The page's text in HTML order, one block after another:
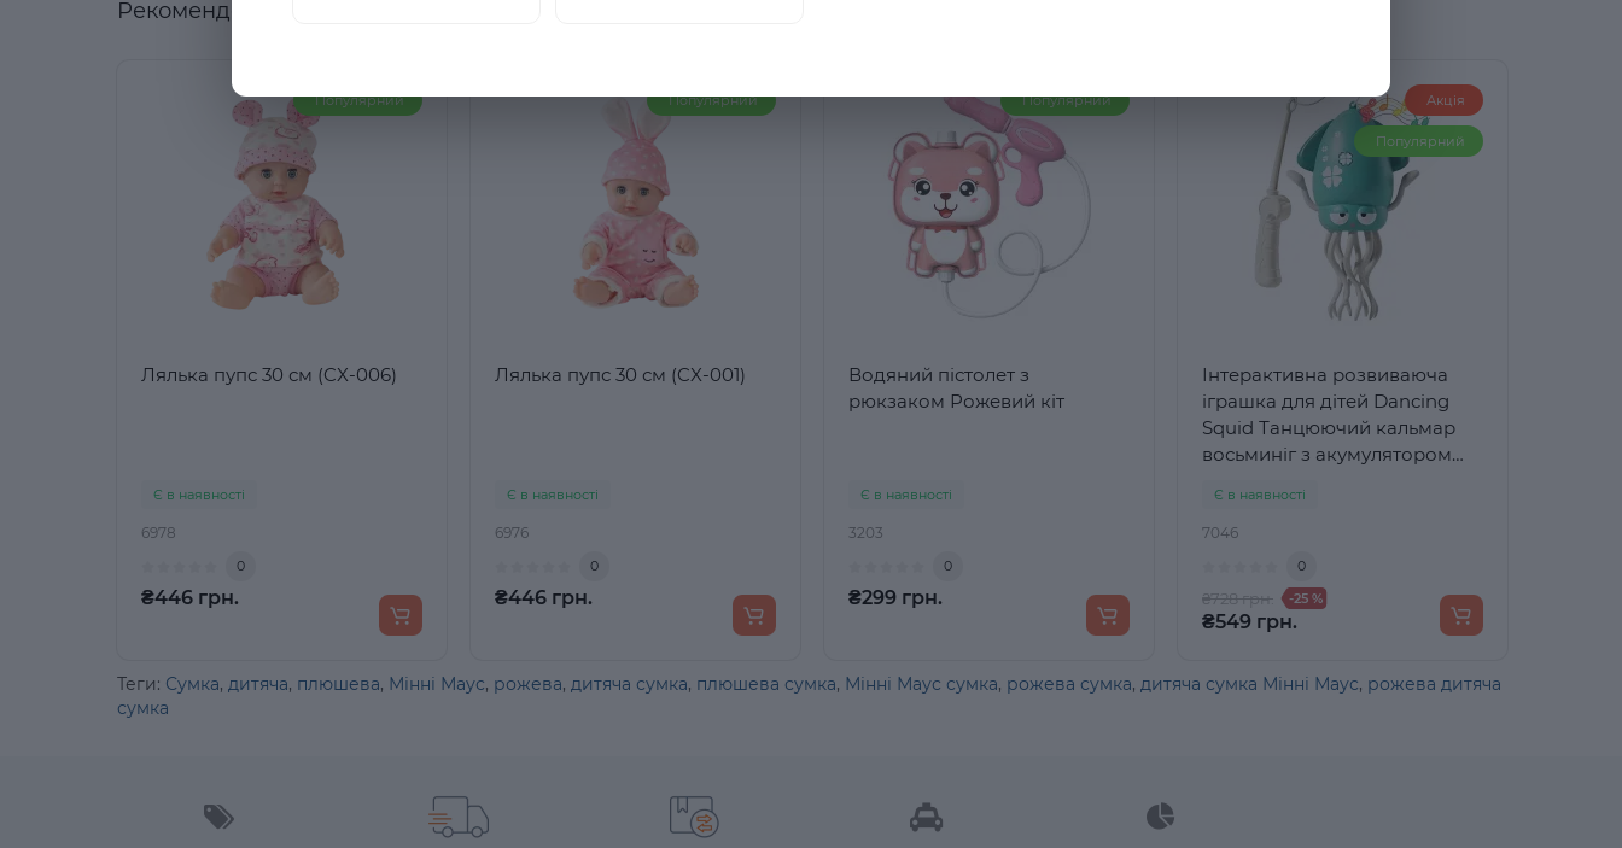
Рекомендовані товари
Популярний
Лялька пупс 30 см (CX-006)
Є в наявності
6978
0
₴446 грн.
Популярний
Лялька пупс 30 см (CX-001)
Є в наявності
6976
0
₴446 грн.
Популярний
Водяний пістолет з
рюкзаком Рожевий кіт
Є в наявності
3203
0
₴299 грн.
Акція
Популярний
Інтерактивна розвиваюча
іграшка для дітей Dancing
Squid Танцюючий кальмар
восьминіг з акумулятором
Є в наявності
7046
0
₴728 грн. -25 %
₴549 грн.
Теги: Сумка, дитяча, плюшева, Мінні Маус, рожева, дитяча сумка, плюшева сумка, Мінні Маус сумка, рожева сумка, дитяча сумка Мінні Маус, рожева дитяча
сумка